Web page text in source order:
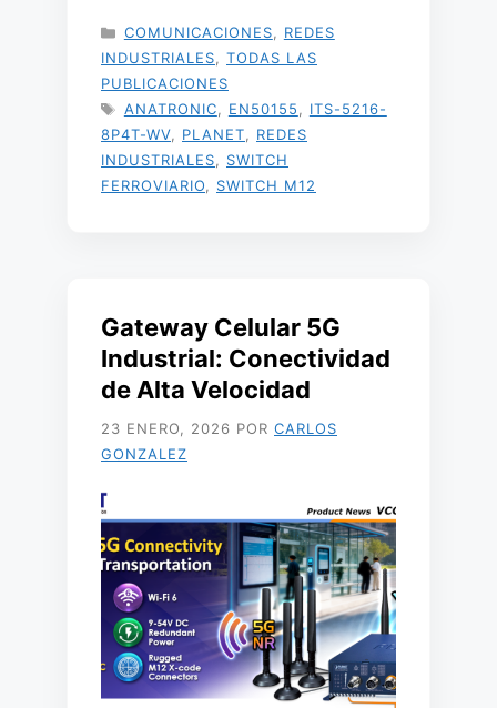
CATEGORÍAS
COMUNICACIONES
REDES
INDUSTRIALES
TODAS LAS
PUBLICACIONES
ETIQUETAS
ANATRONIC EN50155
ITS-5216-
8P4T-WV
PLANET
REDES
INDUSTRIALES
SWITCH
FERROVIARIO
SWITCH M12
Gateway Celular 5G
Industrial: Conectividad
de Alta Velocidad
23 ENERO, 2026 POR CARLOS
GONZALEZ